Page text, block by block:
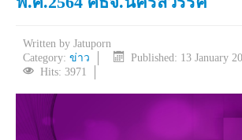
Written by Jatuporn
Category: ข่าว
Published: 13 January
Hits: 3971